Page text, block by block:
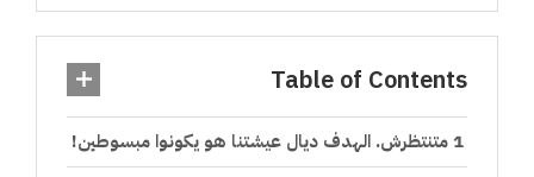
Table of Contents
متنتظرش. الهدف ديال عيشتنا هو يكونوا مبسوطين!